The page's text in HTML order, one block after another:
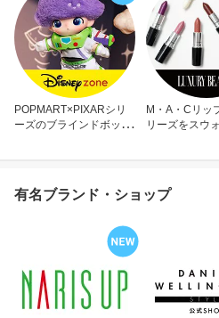
POPMART×PIXARシリ
ーズのブラインドボック
M・A・Cリッ
リーズをスウ
有名ブランド・ショップ